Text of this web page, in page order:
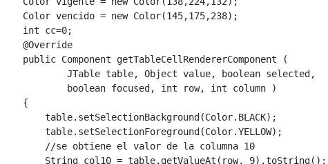
    Color vencido = new Color(145,175,238);
    int cc=0;
    @Override
    public Component getTableCellRendererComponent (
            JTable table, Object value, boolean selected,
            boolean focused, int row, int column )
    {
        table.setSelectionBackground(Color.BLACK);
        table.setSelectionForeground(Color.YELLOW);
        //se obtiene el valor de la columna 10
        String col10 = table.getValueAt(row, 9).toString();